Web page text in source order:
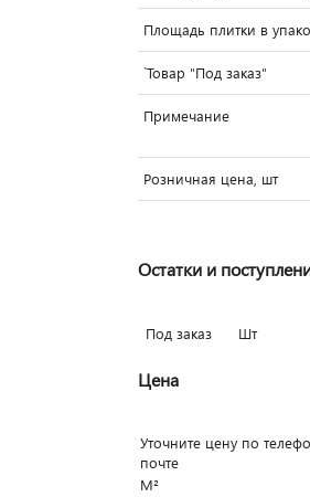
Площадь плитки в
`Товар "Под заказ"
Примечание
Розничная цена, шт
Остатки и
Под заказ Шт
Цена
Уточните цену по
почте
М²